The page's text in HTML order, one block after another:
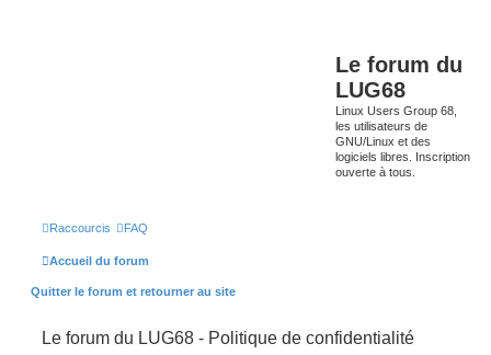
Le forum du
LUG68
Linux Users Group 68,
les utilisateurs de
GNU/Linux et des
logiciels libres. Inscription
ouverte à tous.
Raccourcis FAQ
Accueil du forum
Quitter le forum et retourner au site
Le forum du LUG68 - Politique de confidentialité